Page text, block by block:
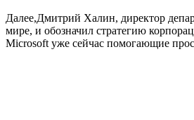
Далее,Дмитрий Халин, директор
мире, и обозначил стратегию
Microsoft уже сейчас помогающие